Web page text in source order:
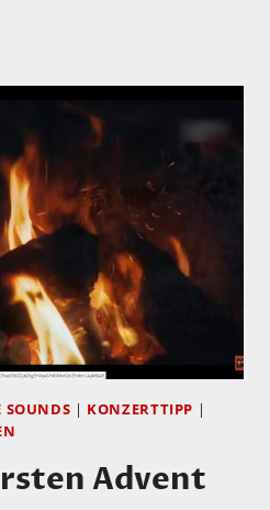
SOUNDS | KONZERTTIPP |
Advent